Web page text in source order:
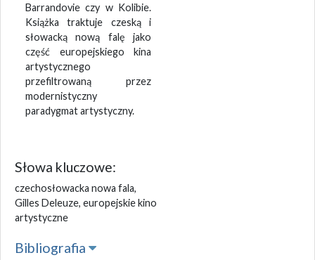
Barrandovie czy w Kolibie.
Książka traktuje czeską i
słowacką nową falę jako
część europejskiego kina
artystycznego
przefiltrowaną przez
modernistyczny
paradygmat artystyczny.
Słowa kluczowe:
czechosłowacka nowa fala,
Gilles Deleuze, europejskie kino
artystyczne
Bibliografia